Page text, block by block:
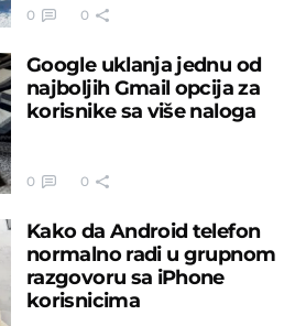
0 0
Google uklanja jednu od
najboljih Gmail opcija za
korisnike sa više naloga
0 0
Kako da Android telefon
normalno radi u grupnom
razgovoru sa iPhone
korisnicima